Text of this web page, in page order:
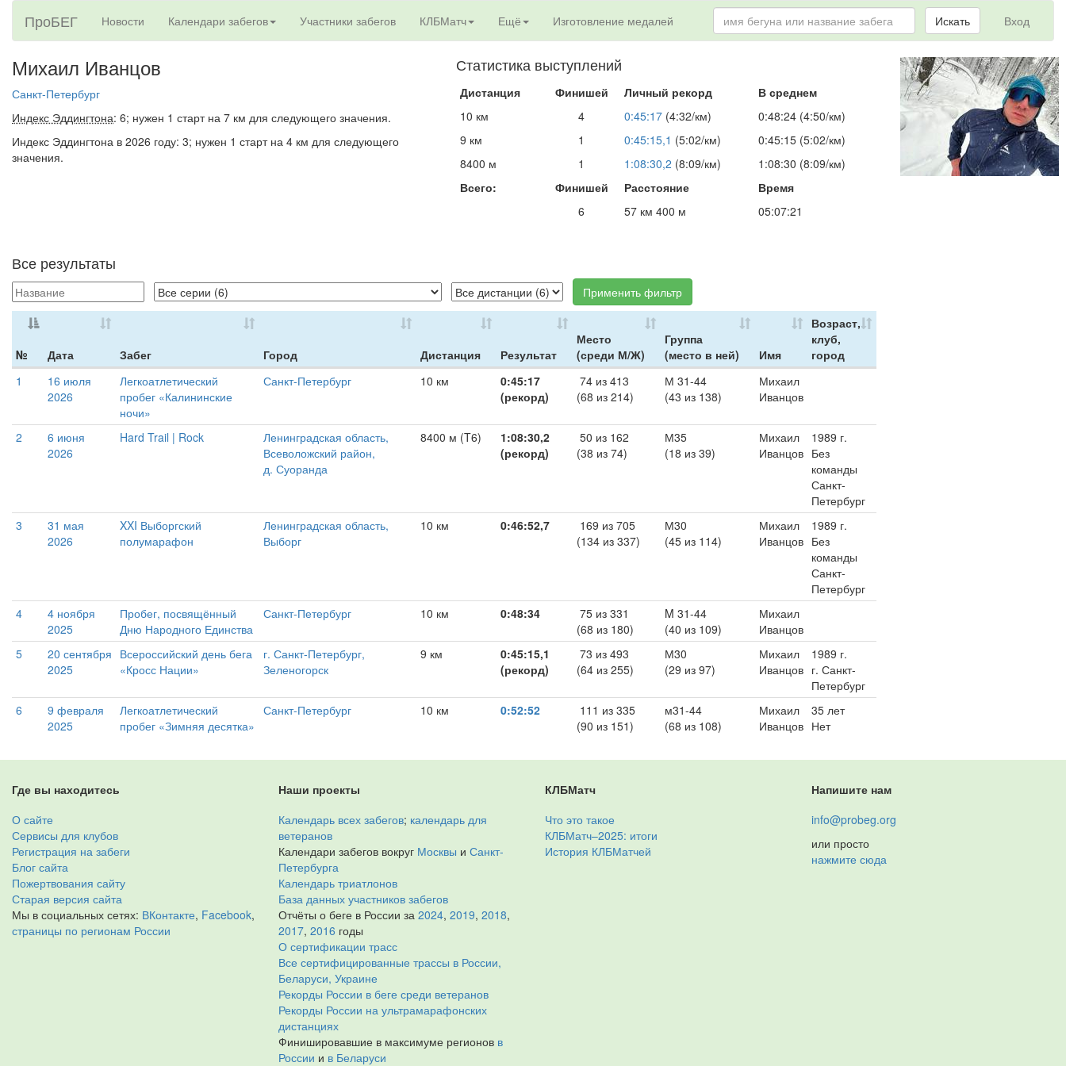
ПроБЕГ Новости Календари забегов Участники забегов КЛБМатч Ещё Изготовление медалей Вход
Искать
Михаил Иванцов
Санкт-Петербург
Индекс Эддингтона: 6; нужен 1 старт на 7 км для следующего значения.
Индекс Эддингтона в 2026 году: 3; нужен 1 старт на 4 км для следующего
значения.
Статистика выступлений
Дистанция Финишей Личный рекорд
В среднем
10 км
4 0:45:17 (4:32/км)
0:48:24 (4:50/км)
9 км
1 0:45:15,1 (5:02/км)
0:45:15 (5:02/км)
8400 м
1 1:08:30,2 (8:09/км)
1:08:30 (8:09/км)
Всего:
Финишей Расстояние
Время
6
57 км 400 м 05:07:21
Все результаты
Применить фильтр
№ Дата Забег Город Дистанция Результат
Место
(среди М/Ж)
Группа
(место в ней)
Имя
Возраст,
клуб,
город
1
16 июля
2026
Легкоатлетический
пробег «Калининские
ночи»
Санкт-Петербург 10 км
0:45:17
(рекорд)
74 из 413
(68 из 214)
М 31-44
(43 из 138)
Михаил
Иванцов
2
6 июня
2026
Hard Trail | Rock
Ленинградская область,
Всеволожский район,
д. Суоранда
8400 м (T6)
1:08:30,2
(рекорд)
50 из 162
(38 из 74)
М35
(18 из 39)
Михаил
Иванцов
1989 г.
Без
команды
Санкт-
Петербург
3
31 мая
2026
XXI Выборгский
полумарафон
Ленинградская область,
Выборг
10 км 0:46:52,7
169 из 705
(134 из 337)
М30
(45 из 114)
Михаил
Иванцов
1989 г.
Без
команды
Санкт-
Петербург
4
4 ноября
2025
Пробег, посвящённый
Дню Народного Единства
Санкт-Петербург 10 км 0:48:34
75 из 331
(68 из 180)
M 31-44
(40 из 109)
Михаил
Иванцов
5
20 сентября
2025
Всероссийский день бега
«Кросс Нации»
г. Санкт-Петербург,
Зеленогорск
9 км
0:45:15,1
(рекорд)
73 из 493
(64 из 255)
М30
(29 из 97)
Михаил
Иванцов
1989 г.
г. Санкт-
Петербург
6
9 февраля
2025
Легкоатлетический
пробег «Зимняя десятка»
Санкт-Петербург 10 км 0:52:52
111 из 335
(90 из 151)
м31-44
(68 из 108)
Михаил
Иванцов
35 лет
Нет
Где вы находитесь
О сайте
Сервисы для клубов
Регистрация на забеги
Блог сайта
Пожертвования сайту
Старая версия сайта
Мы в социальных сетях: ВКонтакте, Facebook,
страницы по регионам России
Наши проекты
Календарь всех забегов; календарь для
ветеранов
Календари забегов вокруг Москвы и Санкт-
Петербурга
Календарь триатлонов
База данных участников забегов
Отчёты о беге в России за 2024, 2019, 2018,
2017, 2016 годы
О сертификации трасс
Все сертифицированные трассы в России,
Беларуси, Украине
Рекорды России в беге среди ветеранов
Рекорды России на ультрамарафонских
дистанциях
Финишировавшие в максимуме регионов в
России и в Беларуси
КЛБМатч
Что это такое
КЛБМатч–2025: итоги
История КЛБМатчей
Напишите нам
info@probeg.org
или просто
нажмите сюда